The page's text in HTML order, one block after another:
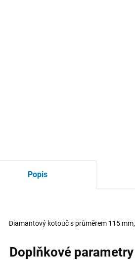
Popis
Diamantový kotouč s průměrem 115
Doplňkové parametry